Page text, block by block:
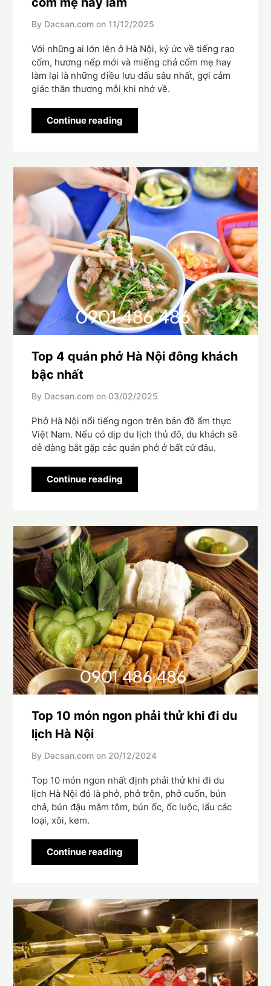
By Dacsan.com on 11/12/2025
Với những ai lớn lên ở Hà Nội, ký ức về tiếng rao
cốm, hương nếp mới và miếng chả cốm mẹ hay
làm lại là những điều lưu dấu sâu nhất, gợi cảm
giác thân thương mỗi khi nhớ về.
Continue reading
Top 4 quán phở Hà Nội đông khách
bậc nhất
By Dacsan.com on 03/02/2025
Phở Hà Nội nổi tiếng ngon trên bản đồ ẩm thực
Việt Nam. Nếu có dịp du lịch thủ đô, du khách sẽ
dễ dàng bắt gặp các quán phở ở bất cứ đâu.
Continue reading
Top 10 món ngon phải thử khi đi du
lịch Hà Nội
By Dacsan.com on 20/12/2024
Top 10 món ngon nhất định phải thử khi đi du
lịch Hà Nội đó là phở, phở trộn, phở cuốn, bún
chả, bún đậu mắm tôm, bún ốc, ốc luộc, lẩu các
loại, xôi, kem.
Continue reading